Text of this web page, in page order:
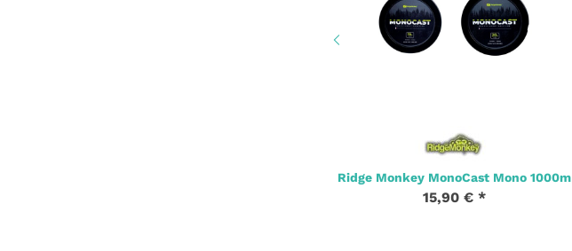
Ridge Monkey MonoCast Mono 1000m
15,90 € *